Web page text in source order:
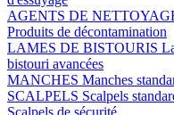
AGENTS DE
Produits de décontamination
LAMES DE BISTOURIS
bistouri avancées
MANCHES Manches
SCALPELS Scalpels